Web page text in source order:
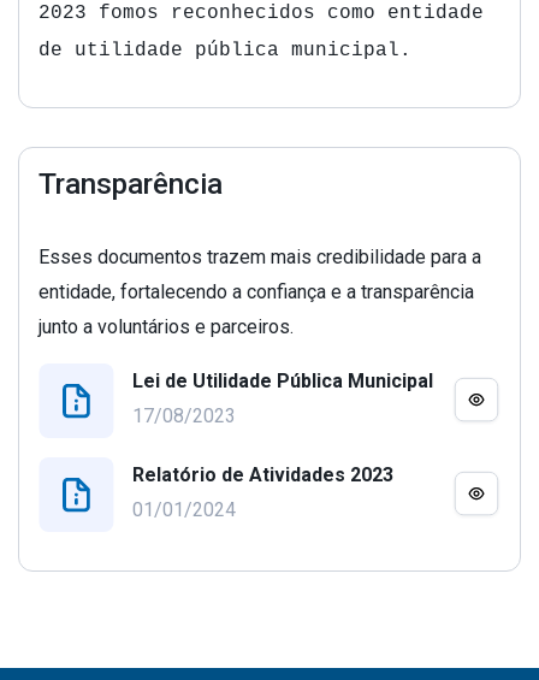
2023 fomos reconhecidos como entidade
de utilidade pública municipal.
Transparência
Esses documentos trazem mais credibilidade para a
entidade, fortalecendo a confiança e a transparência
junto a voluntários e parceiros.
Lei de Utilidade Pública Municipal
17/08/2023
Relatório de Atividades 2023
01/01/2024